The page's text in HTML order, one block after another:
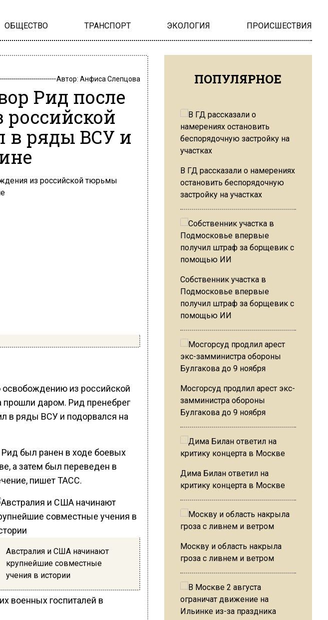
ОБЩЕСТВО ТРАНСПОРТ ЭКОЛОГИЯ ПРОИСШЕСТВИЯ
Автор: Анфиса Слепцова
Рид после
российской
в ряды ВСУ и
освобождению из российской
даром. Рид пренебрег
в ряды ВСУ и подорвался на
Рид был ранен в ходе боевых
а затем был переведен в
пишет ТАСС.
Австралия и США начинают
крупнейшие совместные
учения в истории
военных госпиталей в
ПОПУЛЯРНОЕ
В ГД рассказали о намерениях
остановить беспорядочную
застройку на участках
Собственник участка в
Подмосковье впервые
получил штраф за борщевик с
помощью ИИ
Мосгорсуд продлил арест экс-
замминистра обороны
Булгакова до 9 ноября
Дима Билан ответил на
критику концерта в Москве
Москву и область накрыла
гроза с ливнем и ветром